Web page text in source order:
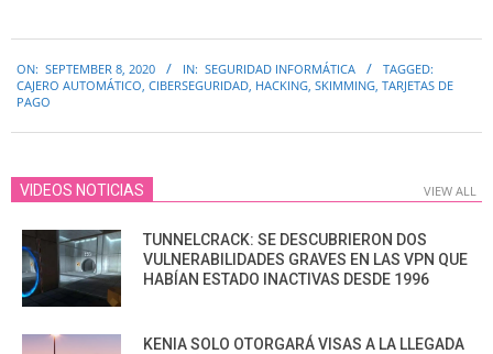
09-
08
ON: SEPTEMBER 8, 2020 IN: SEGURIDAD INFORMÁTICA
TAGGED:
CAJERO AUTOMÁTICO, CIBERSEGURIDAD, HACKING, SKIMMING, TARJETAS DE
PAGO
VIDEOS NOTICIAS VIEW ALL
TUNNELCRACK: SE DESCUBRIERON DOS
VULNERABILIDADES GRAVES EN LAS VPN QUE
HABÍAN ESTADO INACTIVAS DESDE 1996
KENIA SOLO OTORGARÁ VISAS A LA LLEGADA